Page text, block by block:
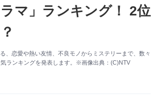
マ」ランキング！ 2位
、恋愛や熱い友情、不良モノからミステリーまで、数々
ランキングを発表します。※画像出典：(C)NTV